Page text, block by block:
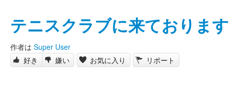
テニスクラブに来ておりま
作者は Super User
好き
嫌い お気に入り リポート